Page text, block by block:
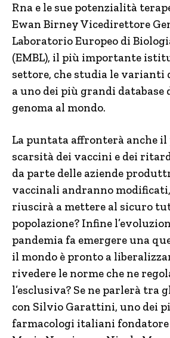
Rna e le sue potenzialità
Ewan Birney Vicedirettore
Laboratorio Europeo di
(EMBL), il più importante
settore, che studia le varianti
a uno dei più grandi database
genoma al mondo.
La puntata affronterà anche il
scarsità dei vaccini e dei
da parte delle aziende
vaccinali andranno
riuscirà a mettere al sicuro
popolazione? Infine
pandemia fa emergere una
il mondo è pronto a
rivedere le norme che ne
l’esclusiva? Se ne parlerà tra
con Silvio Garattini, uno dei
farmacologi italiani